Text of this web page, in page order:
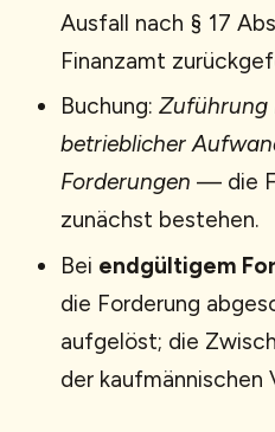
Ausfall nach § 17
Finanzamt
Buchung: Zuführung
betrieblicher
Forderungen — die
zunächst bestehen.
Bei endgültigem
die Forderung
aufgelöst; die
der kaufmännischen